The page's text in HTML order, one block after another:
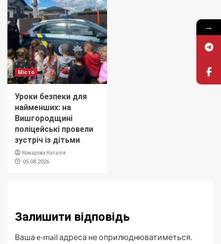
Місто
Уроки безпеки для
найменших: на
Вишгородщині
поліцейські провели
зустріч із дітьми
Комарова Наталія
05.08.2026
Залишити відповідь
Ваша e-mail адреса не оприлюднюватиметься.
→